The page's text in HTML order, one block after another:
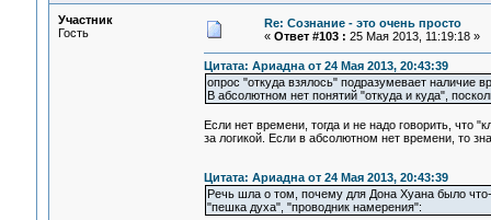
Участник
Гость
Re: Сознание - это очень просто
« Ответ #103 : 25 Мая 2013, 11:19:18 »
Цитата: Ариадна от 24 Мая 2013, 20:43:39
опрос "откуда взялось" подразумевает наличие
В абсолютном нет понятий "откуда и куда",
Если нет времени, тогда и не надо говорить, что
за логикой. Если в абсолютном нет времени, то
Цитата: Ариадна от 24 Мая 2013, 20:43:39
Речь шла о том, почему для Дона Хуана было что-
"пешка духа", "проводник намерения":